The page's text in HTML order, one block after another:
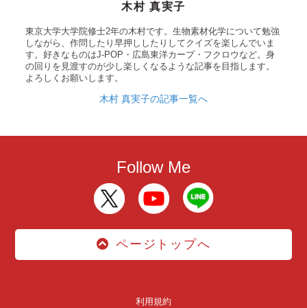
木村 真実子
東京大学大学院修士2年の木村です。生物素材化学について勉強
しながら、作問したり早押ししたりしてクイズを楽しんでいま
す。好きなものはJ-POP・広島東洋カープ・フクロウなど。身
の回りを見渡すのが少し楽しくなるような記事を目指します。
よろしくお願いします。
木村 真実子の記事一覧へ
Follow Me
ページトップへ
利用規約